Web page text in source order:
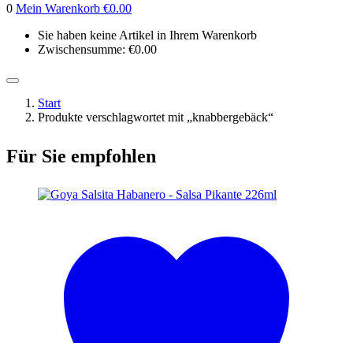
0 Mein Warenkorb €0.00
Sie haben keine Artikel in Ihrem Warenkorb
Zwischensumme: €0.00
Start
Produkte verschlagwortet mit „knabbergebäck“
Für Sie empfohlen